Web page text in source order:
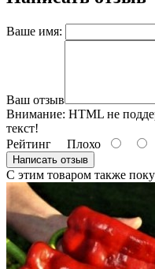
Ваше имя:
Ваш отзыв
Внимание: HTML не
текст!
Рейтинг Плохо
Написать отзыв
С этим товаром также